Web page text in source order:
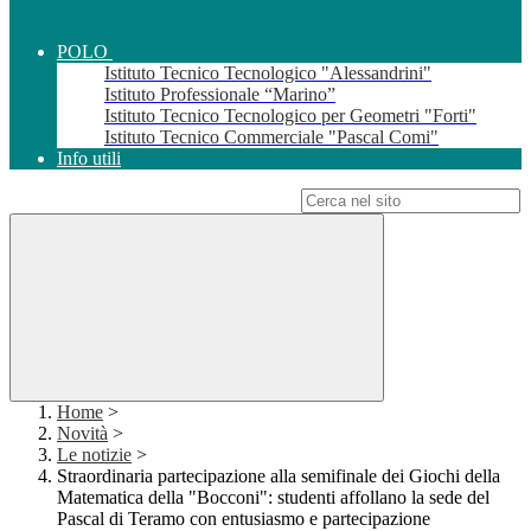
POLO
Istituto Tecnico Tecnologico "Alessandrini"
Istituto Professionale “Marino”
Istituto Tecnico Tecnologico per Geometri "Forti"
Istituto Tecnico Commerciale "Pascal Comi"
Info utili
Home >
Novità >
Le notizie >
Straordinaria partecipazione alla semifinale dei Giochi della
Matematica della "Bocconi": studenti affollano la sede del
Pascal di Teramo con entusiasmo e partecipazione